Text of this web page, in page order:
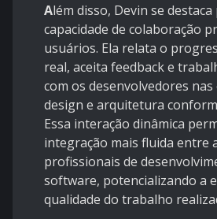
Além disso, Devin se
capacidade de colaboração
usuários. Ela relata o
real, aceita feedback e
com os desenvolvedores nas
design e arquitetura
Essa interação dinâmica
integração mais fluida entre
profissionais de
software, potencializando a
qualidade do trabalho